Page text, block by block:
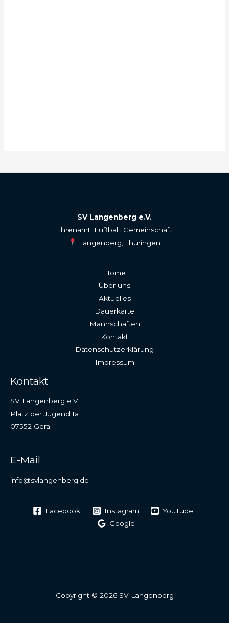
SV Langenberg e.V.
Ehrenamt. Fußball. Gemeinschaft.
Langenberg, Thüringen
Home
Über uns
Aktuelles
Dauerkarte
Mannschaften
Kontakt
Datenschutzerklärung
Impressum
Kontakt
SV Langenberg e.V.
Platz der Jugend 1a
07552 Gera
E-Mail
info@svlangenberg.de
Facebook Instagram
YouTube
Google
Copyright © 2026 SV Langenberg